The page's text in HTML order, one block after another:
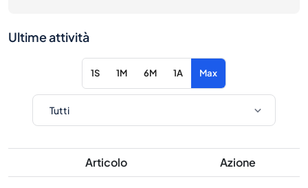
Ultime attività
1S 1M 6M 1A Max
Articolo Azione